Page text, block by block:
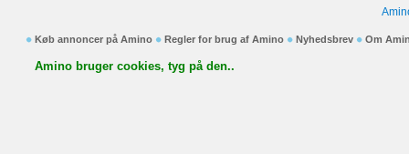
Køb annoncer på Amino Regler for brug af Amino Nyhedsbrev Om
Amino bruger cookies, tyg på den..